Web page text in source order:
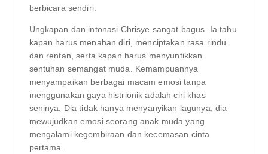
berbicara sendiri.
Ungkapan dan intonasi Chrisye sangat bagus. Ia tahu
kapan harus menahan diri, menciptakan rasa rindu
dan rentan, serta kapan harus menyuntikkan
sentuhan semangat muda. Kemampuannya
menyampaikan berbagai macam emosi tanpa
menggunakan gaya histrionik adalah ciri khas
seninya. Dia tidak hanya menyanyikan lagunya; dia
mewujudkan emosi seorang anak muda yang
mengalami kegembiraan dan kecemasan cinta
pertama.